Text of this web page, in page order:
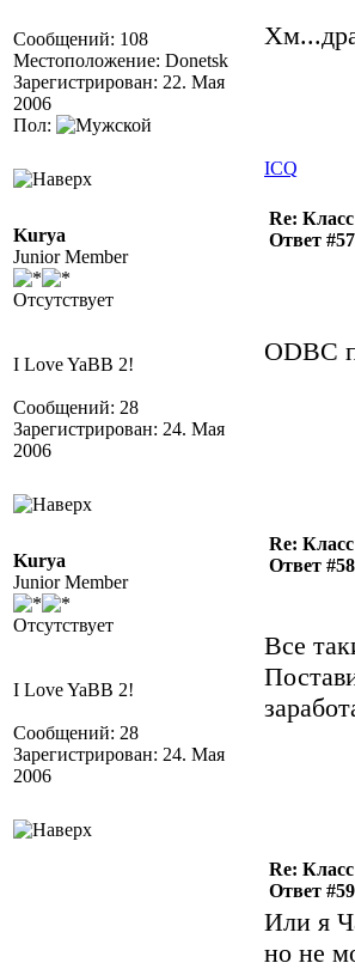
Сообщений: 108
Местоположение: Donetsk
Зарегистрирован: 22. Мая
2006
Пол:
ICQ
Kurya
Junior Member
Отсутствует
I Love YaBB 2!
Сообщений: 28
Зарегистрирован: 24. Мая
2006
Re:
Ответ
ODBC
Kurya
Junior Member
Отсутствует
I Love YaBB 2!
Сообщений: 28
Зарегистрирован: 24. Мая
2006
Re:
Ответ
Все
Re:
Ответ
Или я
но не